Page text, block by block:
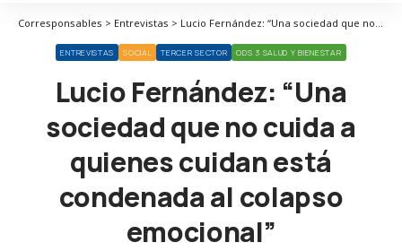
Corresponsables > Entrevistas > Lucio Fernández: “Una sociedad que no cuida a quienes cuidan está condenada al colapso emocional”
ENTREVISTAS SOCIAL TERCER SECTOR ODS 3 SALUD Y BIENESTAR
Lucio Fernández: “Una
sociedad que no cuida a
quienes cuidan está
condenada al colapso
emocional”